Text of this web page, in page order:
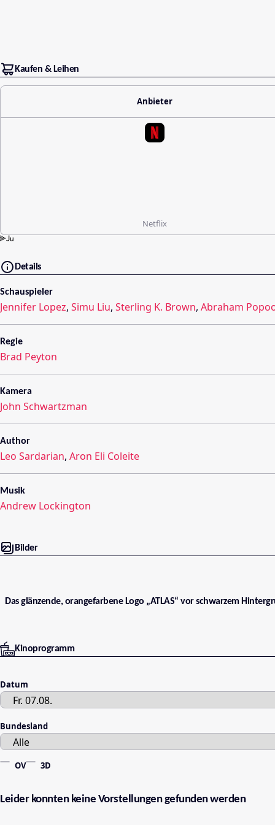
Kaufen & Leihen
Anbieter
Netflix
Details
Schauspieler
Jennifer Lopez, Simu Liu, Sterling K. Brown, Abraham
Regie
Brad Peyton
Kamera
John Schwartzman
Author
Leo Sardarian, Aron Eli Coleite
Musik
Andrew Lockington
Bilder
Das glänzende, orangefarbene Logo „ATLAS“ vor schwarzem
Kinoprogramm
Datum
Bundesland
OV 3D
Leider konnten keine Vorstellungen gefunden werden